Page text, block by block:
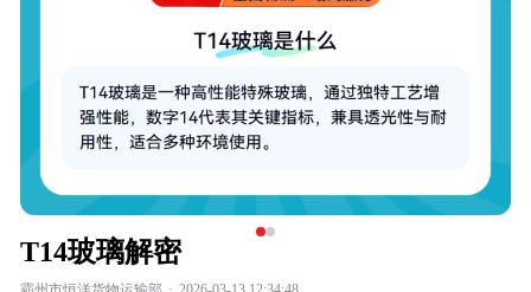
T14玻璃解密